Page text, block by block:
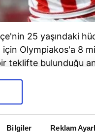
Bilgiler Reklam
25 yaşındaki
için Olympiakos'a 8
teklifte bulunduğu
belirtildi.